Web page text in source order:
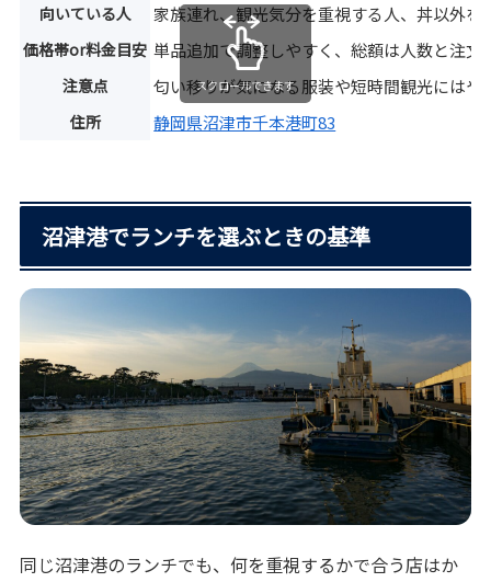
向いている人 家族連れ、観光気分を重視する人、丼以外を
価格帯or料金目安 単品追加で調整しやすく、総額は人数と注文
注意点 匂い移りが気になる服装や短時間観光にはや
住所 静岡県沼津市千本港町83
スクロールできます
沼津港でランチを選ぶときの基準
同じ沼津港のランチでも、何を重視するかで合う店はか